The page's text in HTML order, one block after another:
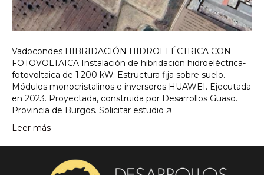
Vadocondes HIBRIDACIÓN HIDROELÉCTRICA CON
FOTOVOLTAICA Instalación de hibridación hidroeléctrica-
fotovoltaica de 1.200 kW. Estructura fija sobre suelo.
Módulos monocristalinos e inversores HUAWEI. Ejecutada
en 2023. Proyectada, construida por Desarrollos Guaso.
Provincia de Burgos. Solicitar estudio 🡥
Leer más